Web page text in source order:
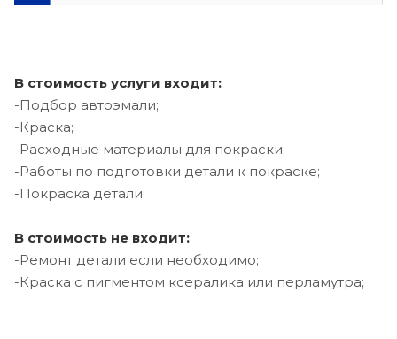
В стоимость услуги входит:
-Подбор автоэмали;
-Краска;
-Расходные материалы для покраски;
-Работы по подготовки детали к покраске;
-Покраска детали;
В стоимость не входит:
-Ремонт детали если необходимо;
-Краска с пигментом ксералика или перламутра;